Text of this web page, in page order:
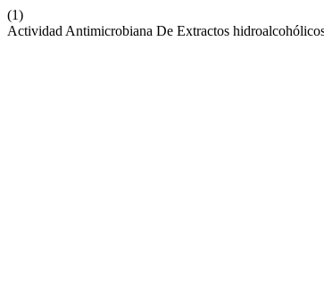
(1)
Actividad Antimicrobiana De Extractos